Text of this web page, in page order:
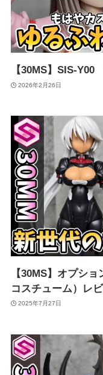
【30MS】SIS-
2026年2月26日
【30MS】オプシ
コスチューム）レ
2025年7月27日